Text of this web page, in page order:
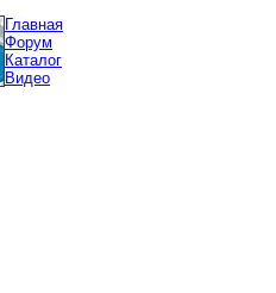
Главная
Форум
Каталог
Видео